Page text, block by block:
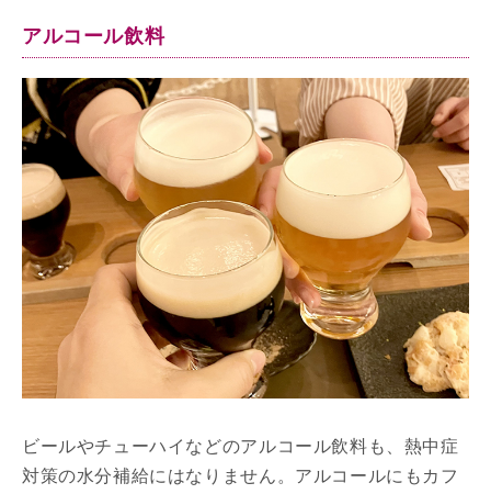
アルコール飲料
ビールやチューハイなどのアルコール飲料も、熱中症
対策の水分補給にはなりません。アルコールにもカフ